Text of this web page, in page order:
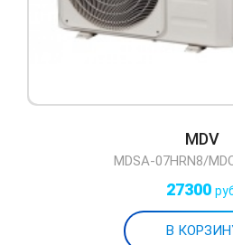
MDV
MDSA-07HRN8/
27300